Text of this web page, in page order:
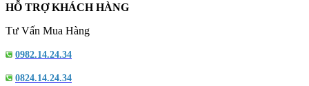
HỖ TRỢ KHÁCH HÀNG
Tư Vấn Mua Hàng
0982.14.24.34
0824.14.24.34